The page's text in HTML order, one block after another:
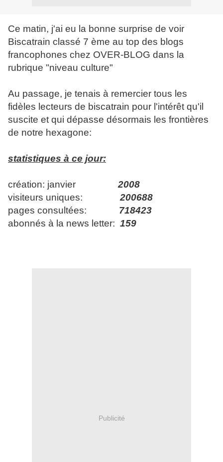
Ce matin, j'ai eu la bonne surprise de voir
Biscatrain classé 7 ème au top des blogs
francophones chez OVER-BLOG dans la
rubrique "niveau culture"
Au passage, je tenais à remercier tous les
fidèles lecteurs de biscatrain pour l'intérêt qu'il
suscite et qui dépasse désormais les frontières
de notre hexagone:
statistiques à ce jour:
création: janvier 2008
visiteurs uniques: 200688
pages consultées: 718423
abonnés à la news letter: 159
Publicité